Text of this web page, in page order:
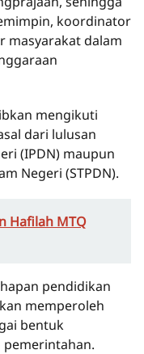
koordinator
masyarakat dalam
mengikuti
dari lulusan
(IPDN) maupun
Negeri (STPDN).
Hafilah MTQ
pendidikan
memperoleh
bentuk